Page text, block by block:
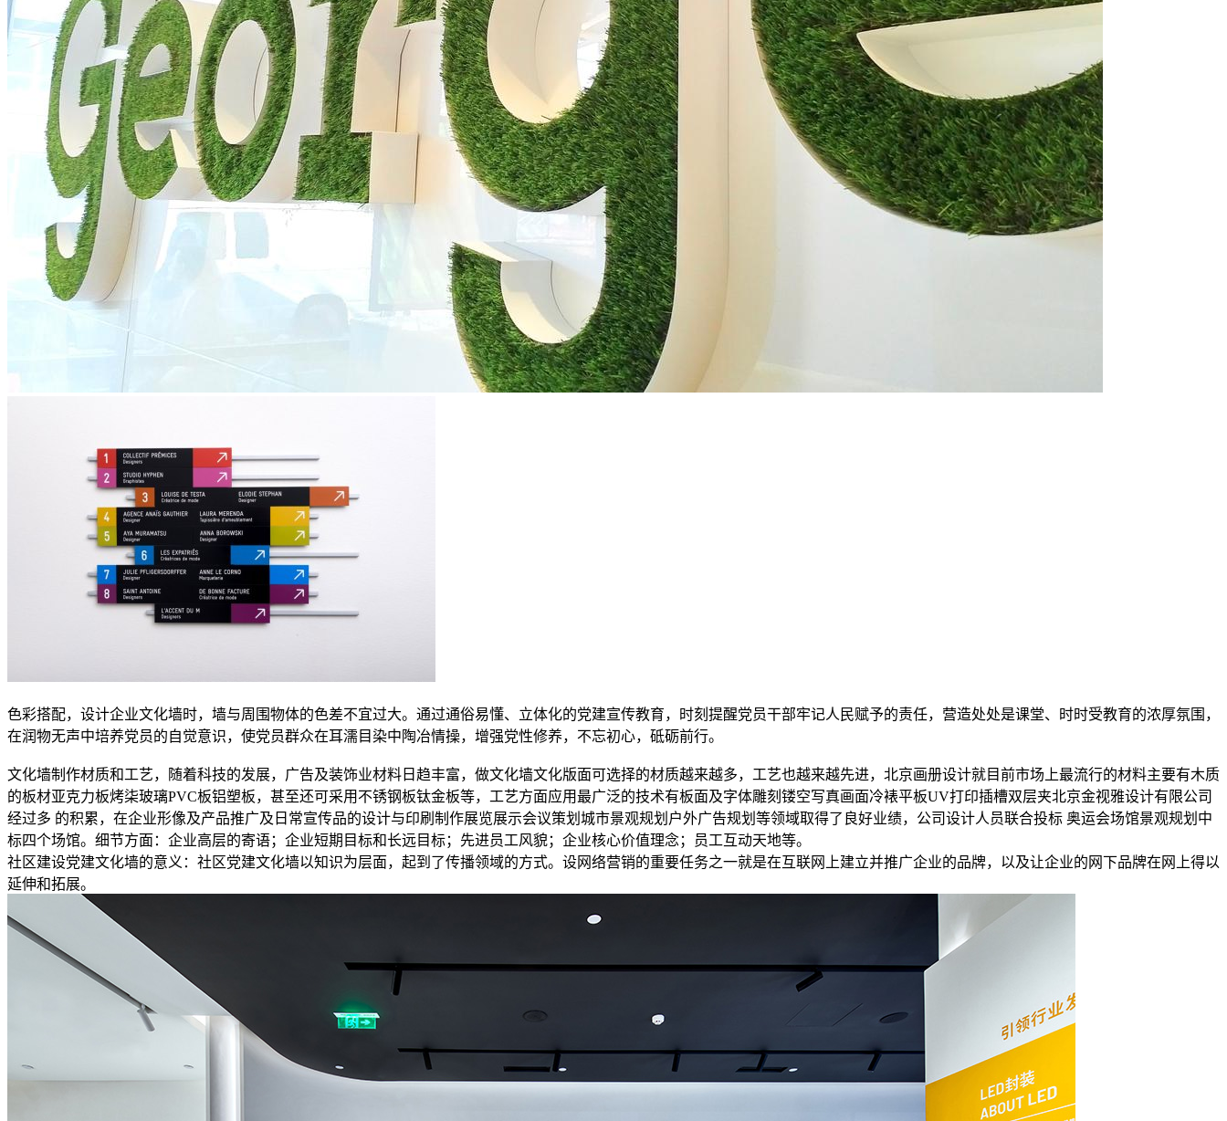
色彩搭配，设计企业文化墙时，墙与周围物体的色差不宜过大。通过通俗易懂、立体化的党建宣传教育，时刻提醒党员干部牢记人民赋予的责任，营造处处是课堂、时时受教育的浓厚氛围，
在润物无声中培养党员的自觉意识，使党员群众在耳濡目染中陶冶情操，增强党性修养，不忘初心，砥砺前行。
文化墙制作材质和工艺，随着科技的发展，广告及装饰业材料日趋丰富，做文化墙文化版面可选择的材质越来越多，工艺也越来越先进，北京画册设计就目前市场上最流行的材料主要有木质
的板材亚克力板烤柒玻璃PVC板铝塑板，甚至还可采用不锈钢板钛金板等，工艺方面应用最广泛的技术有板面及字体雕刻镂空写真画面冷裱平板UV打印插槽双层夹北京金视雅设计有限公司
经过多 的积累，在企业形像及产品推广及日常宣传品的设计与印刷制作展览展示会议策划城市景观规划户外广告规划等领域取得了良好业绩，公司设计人员联合投标 奥运会场馆景观规划中
标四个场馆。细节方面：企业高层的寄语；企业短期目标和长远目标；先进员工风貌；企业核心价值理念；员工互动天地等。
社区建设党建文化墙的意义：社区党建文化墙以知识为层面，起到了传播领域的方式。设网络营销的重要任务之一就是在互联网上建立并推广企业的品牌，以及让企业的网下品牌在网上得以
延伸和拓展。